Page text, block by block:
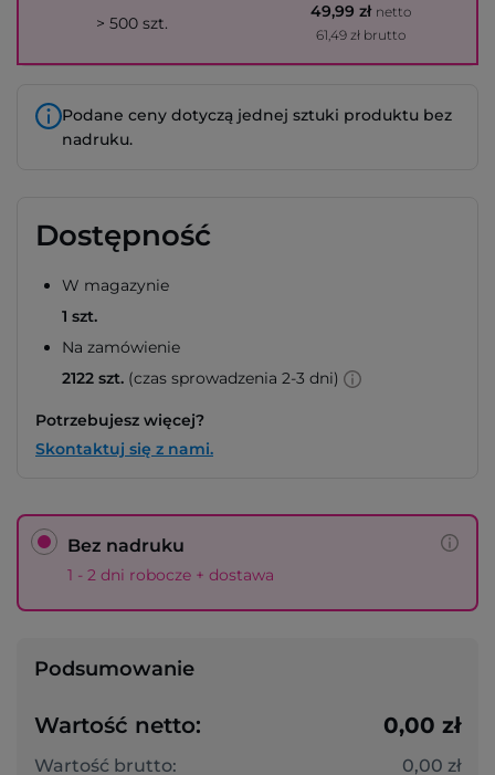
> 500 szt.
49,99 zł netto
61,49 zł brutto
Podane ceny dotyczą jednej sztuki produktu bez
nadruku.
Dostępność
W magazynie
1 szt.
Na zamówienie
2122 szt. (czas sprowadzenia 2-3 dni)
Potrzebujesz więcej?
Skontaktuj się z nami.
Bez nadruku
1 - 2 dni robocze + dostawa
Podsumowanie
Wartość netto: 0,00 zł
Wartość brutto: 0,00 zł